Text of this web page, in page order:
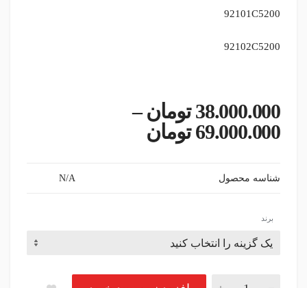
92101C5200
92102C5200
38.000.000 تومان –
69.000.000 تومان
شناسه محصول N/A
برند